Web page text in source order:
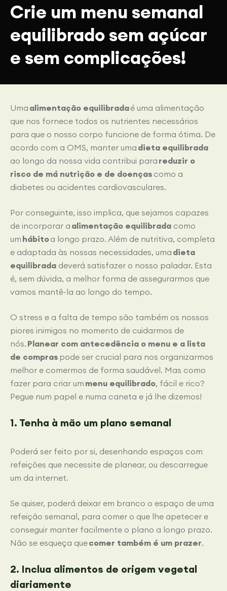
Crie um menu semanal
equilibrado sem açúcar
e sem complicações!
Uma alimentação equilibradaé uma alimentação
que nos fornece todos os nutrientes necessários
para que o nosso corpo funcione de forma ótima. De
acordo com a OMS, manter uma dieta equilibrada
ao longo da nossa vida contribui para reduzir o
risco de má nutrição e de doenças como a
diabetes ou acidentes cardiovasculares.
Por conseguinte, isso implica, que sejamos capazes
de incorporar a alimentação equilibrada como
um hábitoa longo prazo. Além de nutritiva, completa
e adaptada às nossas necessidades, uma dieta
equilibrada deverá satisfazer o nosso paladar. Esta
é, sem dúvida, a melhor forma de assegurarmos que
vamos mantê-la ao longo do tempo.
O stress e a falta de tempo são também os nossos
piores inimigos no momento de cuidarmos de
nós. Planear com antecedência o menu e a lista
de compras pode ser crucial para nos organizarmos
melhor e comermos de forma saudável. Mas como
fazer para criar um menu equilibrado, fácil e rico?
Pegue num papel e numa caneta e já lhe dizemos!
1. Tenha à mão um plano semanal
Poderá ser feito por si, desenhando espaços com
refeições que necessite de planear, ou descarregue
um da internet.
Se quiser, poderá deixar em branco o espaço de uma
refeição semanal, para comer o que lhe apetecer e
conseguir manter facilmente o plano a longo prazo.
Não se esqueça quecomer também é um prazer.
2. Inclua alimentos de origem vegetal
diariamente